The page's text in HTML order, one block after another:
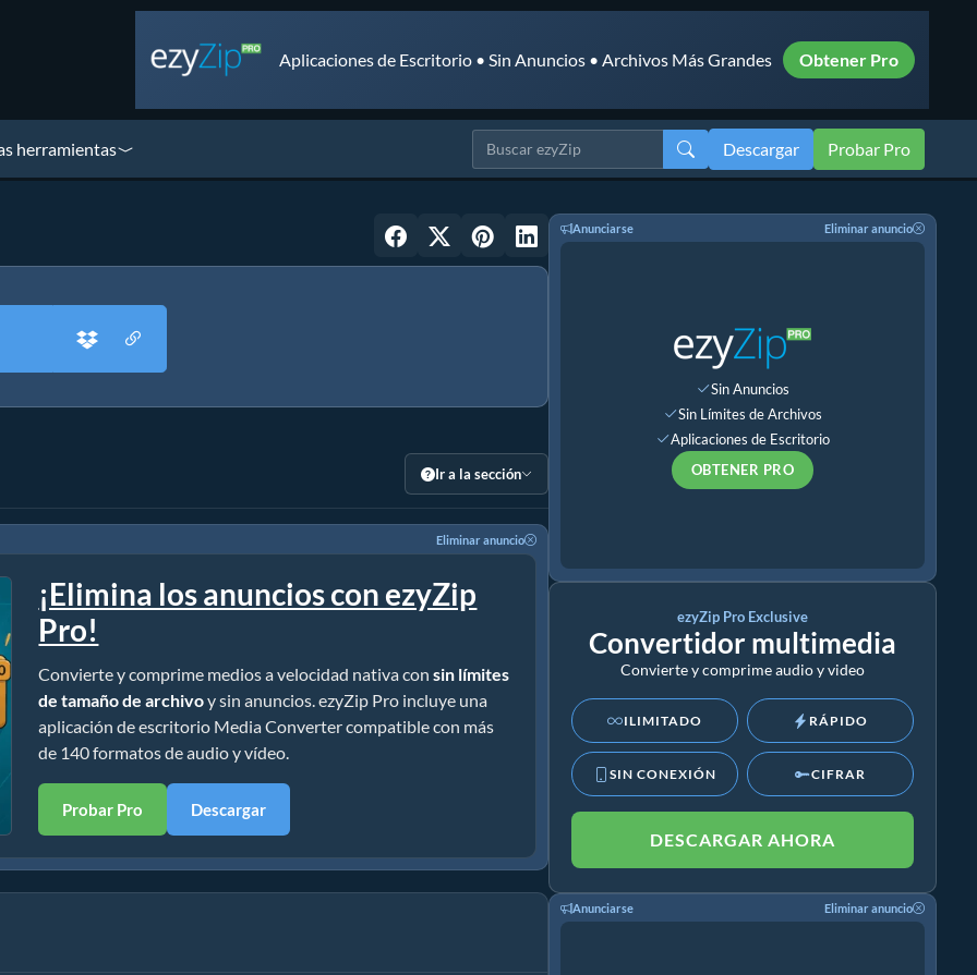
Aplicaciones de Escritorio • Sin Anuncios • Archivos Más Grandes Obtener Pro
herramientas Descargar Probar Pro
Ir a la sección
Eliminar anuncio
¡Elimina los anuncios con ezyZip
Pro!
Convierte y comprime medios a velocidad nativa consin límites
de tamaño de archivoy sin anuncios. ezyZip Pro incluye una
aplicación de escritorio Media Converter compatible con más
de 140 formatos de audio y vídeo.
Probar Pro Descargar
Anunciarse Eliminar anuncio
Sin Anuncios
Sin Límites de Archivos
Aplicaciones de Escritorio
OBTENER PRO
ezyZip Pro Exclusive
Convertidor multimedia
Convierte y comprime audio y video
ILIMITADO RÁPIDO
SIN CONEXIÓN CIFRAR
DESCARGAR AHORA
Anunciarse Eliminar anuncio